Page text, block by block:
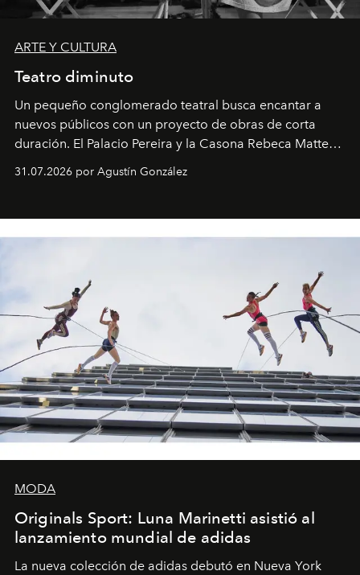
ARTE Y CULTURA
Teatro diminuto
Un pequeño conglomerado teatral busca encantar a
nuevos públicos con un proyecto de obras de corta
duración. El Palacio Pereira y la Casona Rebeca Matte
son algunos de los lugares que han albergado estas
miniobras. Sus puestas en escena son limpias; ponen el
31.07.2026 por Agustín González
MODA
Originals Sport: Luna Marinetti asistió al
lanzamiento mundial de adidas
La nueva colección de adidas debutó en Nueva York